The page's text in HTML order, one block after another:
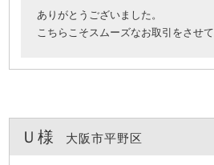
ありがとうございました。
こちらこそスムーズなお取引をさせ
Ｕ様 大阪市平野区